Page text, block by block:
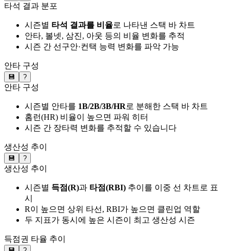
타석 결과 분포
시즌별 타석 결과를 비율로 나타낸 스택 바 차트
안타, 볼넷, 삼진, 아웃 등의 비율 변화를 추적
시즌 간 선구안·컨택 능력 변화를 파악 가능
안타 구성
💾 ?
안타 구성
시즌별 안타를 1B/2B/3B/HR로 분해한 스택 바 차트
홈런(HR) 비율이 높으면 파워 히터
시즌 간 장타력 변화를 추적할 수 있습니다
생산성 추이
💾 ?
생산성 추이
시즌별 득점(R)과 타점(RBI) 추이를 이중 선 차트로 표
시
R이 높으면 상위 타선, RBI가 높으면 클린업 역할
두 지표가 동시에 높은 시즌이 최고 생산성 시즌
득점권 타율 추이